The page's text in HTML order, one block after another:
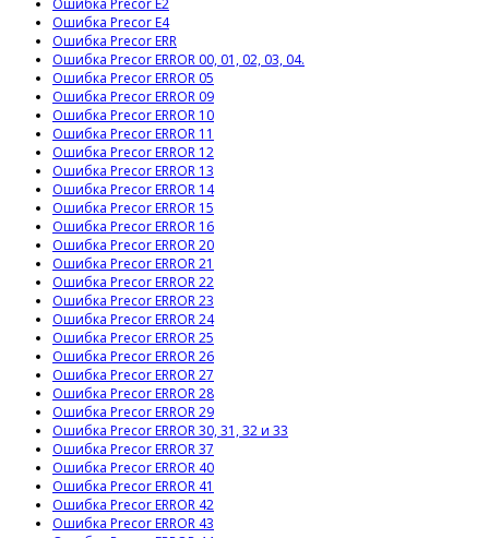
Ошибка Precor E4
Ошибка Precor ERR
Ошибка Precor ERROR 00, 01, 02, 03, 04.
Ошибка Precor ERROR 05
Ошибка Precor ERROR 09
Ошибка Precor ERROR 10
Ошибка Precor ERROR 11
Ошибка Precor ERROR 12
Ошибка Precor ERROR 13
Ошибка Precor ERROR 14
Ошибка Precor ERROR 15
Ошибка Precor ERROR 16
Ошибка Precor ERROR 20
Ошибка Precor ERROR 21
Ошибка Precor ERROR 22
Ошибка Precor ERROR 23
Ошибка Precor ERROR 24
Ошибка Precor ERROR 25
Ошибка Precor ERROR 26
Ошибка Precor ERROR 27
Ошибка Precor ERROR 28
Ошибка Precor ERROR 29
Ошибка Precor ERROR 30, 31, 32 и 33
Ошибка Precor ERROR 37
Ошибка Precor ERROR 40
Ошибка Precor ERROR 41
Ошибка Precor ERROR 42
Ошибка Precor ERROR 43